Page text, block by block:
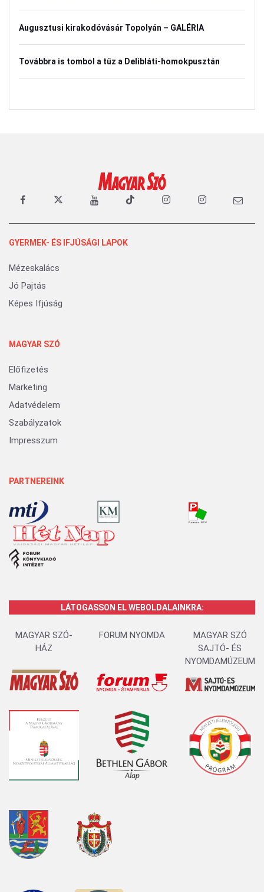
Augusztusi kirakodóvásár Topolyán – GALÉRIA
Továbbra is tombol a tűz a Delibláti-homokpusztán
GYERMEK- ÉS IFJÚSÁGI LAPOK
Mézeskalács
Jó Pajtás
Képes Ifjúság
MAGYAR SZÓ
Előfizetés
Marketing
Adatvédelem
Szabályzatok
Impresszum
PARTNEREINK
LÁTOGASSON EL WEBOLDALAINKRA:
MAGYAR SZÓ-
HÁZ
FORUM NYOMDA
MAGYAR SZÓ
SAJTÓ- ÉS
NYOMDAMÚZEUM